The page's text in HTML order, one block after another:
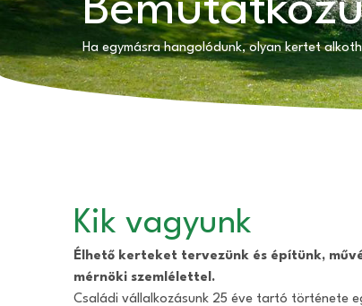
Ha egymásra hangolódunk, olyan kertet
Kik vagyunk
Élhető kerteket tervezünk és építünk,
mérnöki szemlélettel.
Családi vállalkozásunk 25 éve tartó története